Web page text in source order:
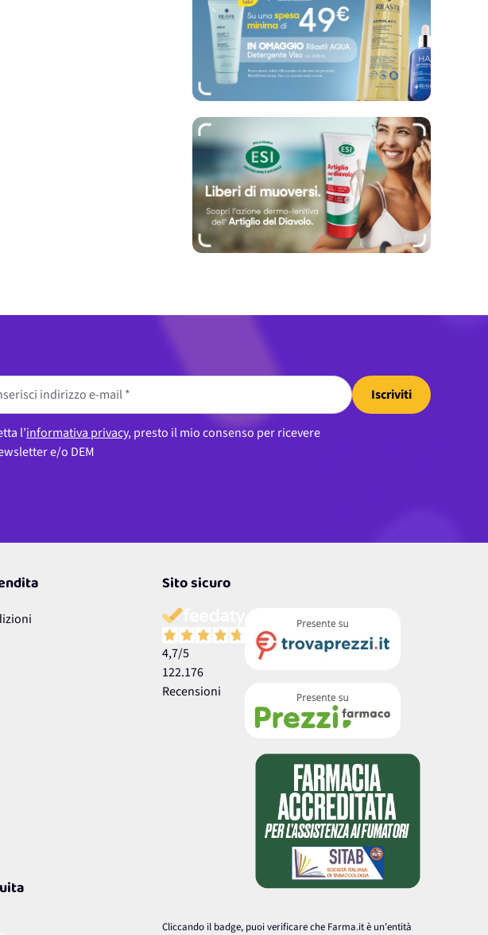
Iscriviti
l’informativa privacy, presto il mio consenso per ricevere
e/o DEM
Sito sicuro
4,7/5
122.176
Recensioni
Cliccando il badge, puoi verificare che Farma.it è un'entità